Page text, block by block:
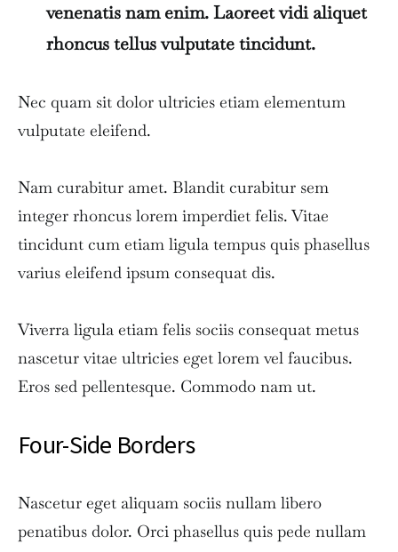
venenatis nam enim. Laoreet vidi aliquet
rhoncus tellus vulputate tincidunt.
Nec quam sit dolor ultricies etiam elementum
vulputate eleifend.
Nam curabitur amet. Blandit curabitur sem
integer rhoncus lorem imperdiet felis. Vitae
tincidunt cum etiam ligula tempus quis phasellus
varius eleifend ipsum consequat dis.
Viverra ligula etiam felis sociis consequat metus
nascetur vitae ultricies eget lorem vel faucibus.
Eros sed pellentesque. Commodo nam ut.
Four-Side Borders
Nascetur eget aliquam sociis nullam libero
penatibus dolor. Orci phasellus quis pede nullam